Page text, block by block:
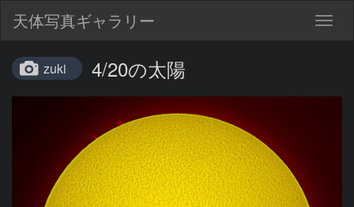
天体写真ギャラリー
zuki 4/20の太陽